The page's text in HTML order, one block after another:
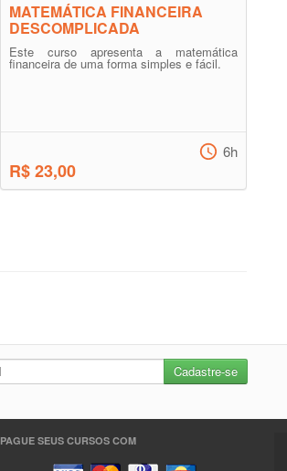
MATEMÁTICA FINANCEIRA
DESCOMPLICADA
Este curso apresenta a matemática
financeira de uma forma simples e fácil.
R$ 23,00
6h
PAGUE SEUS CURSOS COM